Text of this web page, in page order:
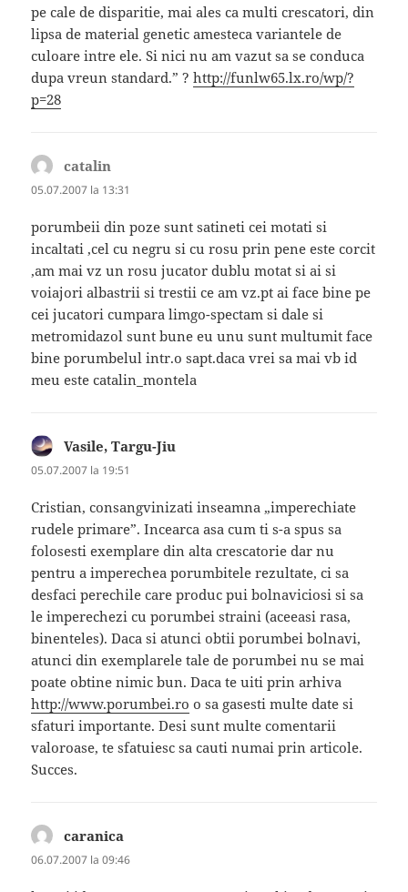
pe cale de disparitie, mai ales ca multi crescatori, din
lipsa de material genetic amesteca variantele de
culoare intre ele. Si nici nu am vazut sa se conduca
dupa vreun standard.” ?http://funlw65.lx.ro/wp/?
p=28
catalin
05.07.2007 la 13:31
porumbeii din poze sunt satineti cei motati si
incaltati ,cel cu negru si cu rosu prin pene este corcit
,am mai vz un rosu jucator dublu motat si ai si
voiajori albastrii si trestii ce am vz.pt ai face bine pe
cei jucatori cumpara limgo-spectam si dale si
metromidazol sunt bune eu unu sunt multumit face
bine porumbelul intr.o sapt.daca vrei sa mai vb id
meu este catalin_montela
Vasile, Targu-Jiu
05.07.2007 la 19:51
Cristian, consangvinizati inseamna „imperechiate
rudele primare”. Incearca asa cum ti s-a spus sa
folosesti exemplare din alta crescatorie dar nu
pentru a imperechea porumbitele rezultate, ci sa
desfaci perechile care produc pui bolnaviciosi si sa
le imperechezi cu porumbei straini (aceeasi rasa,
binenteles). Daca si atunci obtii porumbei bolnavi,
atunci din exemplarele tale de porumbei nu se mai
poate obtine nimic bun. Daca te uiti prin arhiva
http://www.porumbei.ro o sa gasesti multe date si
sfaturi importante. Desi sunt multe comentarii
valoroase, te sfatuiesc sa cauti numai prin articole.
Succes.
caranica
06.07.2007 la 09:46